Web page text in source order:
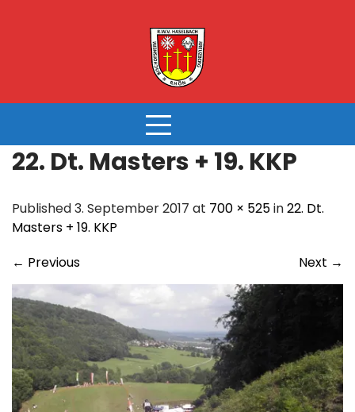
22. Dt. Masters + 19. KKP
Published 3. September 2017 at 700 × 525in22. Dt.
Masters + 19. KKP
← Previous Next →